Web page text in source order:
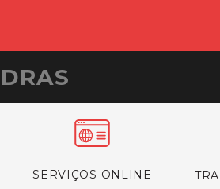
SERVIÇOS ONLINE